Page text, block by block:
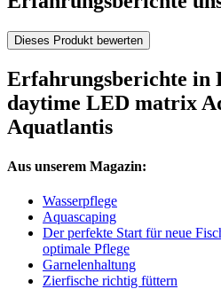
Dieses Produkt bewerten
Erfahrungsberichte in
daytime LED matrix
Aquatlantis
Aus unserem Magazin:
Wasserpflege
Aquascaping
Der perfekte Start für neue
optimale Pflege
Garnelenhaltung
Zierfische richtig füttern